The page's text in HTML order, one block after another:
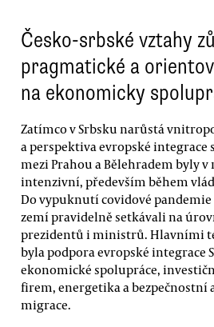
Česko-srbské vztahy
pragmatické a
na ekonomicky
Zatímco v Srbsku narůstá
a perspektiva evropské integrace
mezi Prahou a Bělehradem byly
intenzivní, především během
Do vypuknutí covidové
zemí pravidelně setkávali na
prezidentů i ministrů. Hlavními
byla podpora evropské integrace
ekonomické spolupráce,
firem, energetika a bezpečnostní
migrace.